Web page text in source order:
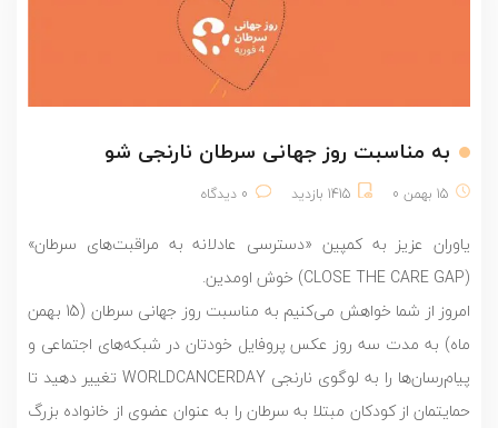
به مناسبت روز جهانی سرطان نارنجی شو
15 بهمن 0 1415 بازدید 0 دیدگاه
یاوران عزیز به کمپین «دسترسی عادلانه به مراقبت‌های سرطان»
(CLOSE THE CARE GAP) خوش اومدین.
امروز از شما خواهش می‌کنیم به مناسبت روز جهانی سرطان (15 بهمن
ماه) به مدت سه روز عکس پروفایل خودتان در شبکه‌های اجتماعی و
پیام‌رسان‌ها را به لوگوی نارنجی WORLDCANCERDAY تغییر دهید تا
حمایتمان از کودکان مبتلا به سرطان را به عنوان عضوی از خانواده بزرگ